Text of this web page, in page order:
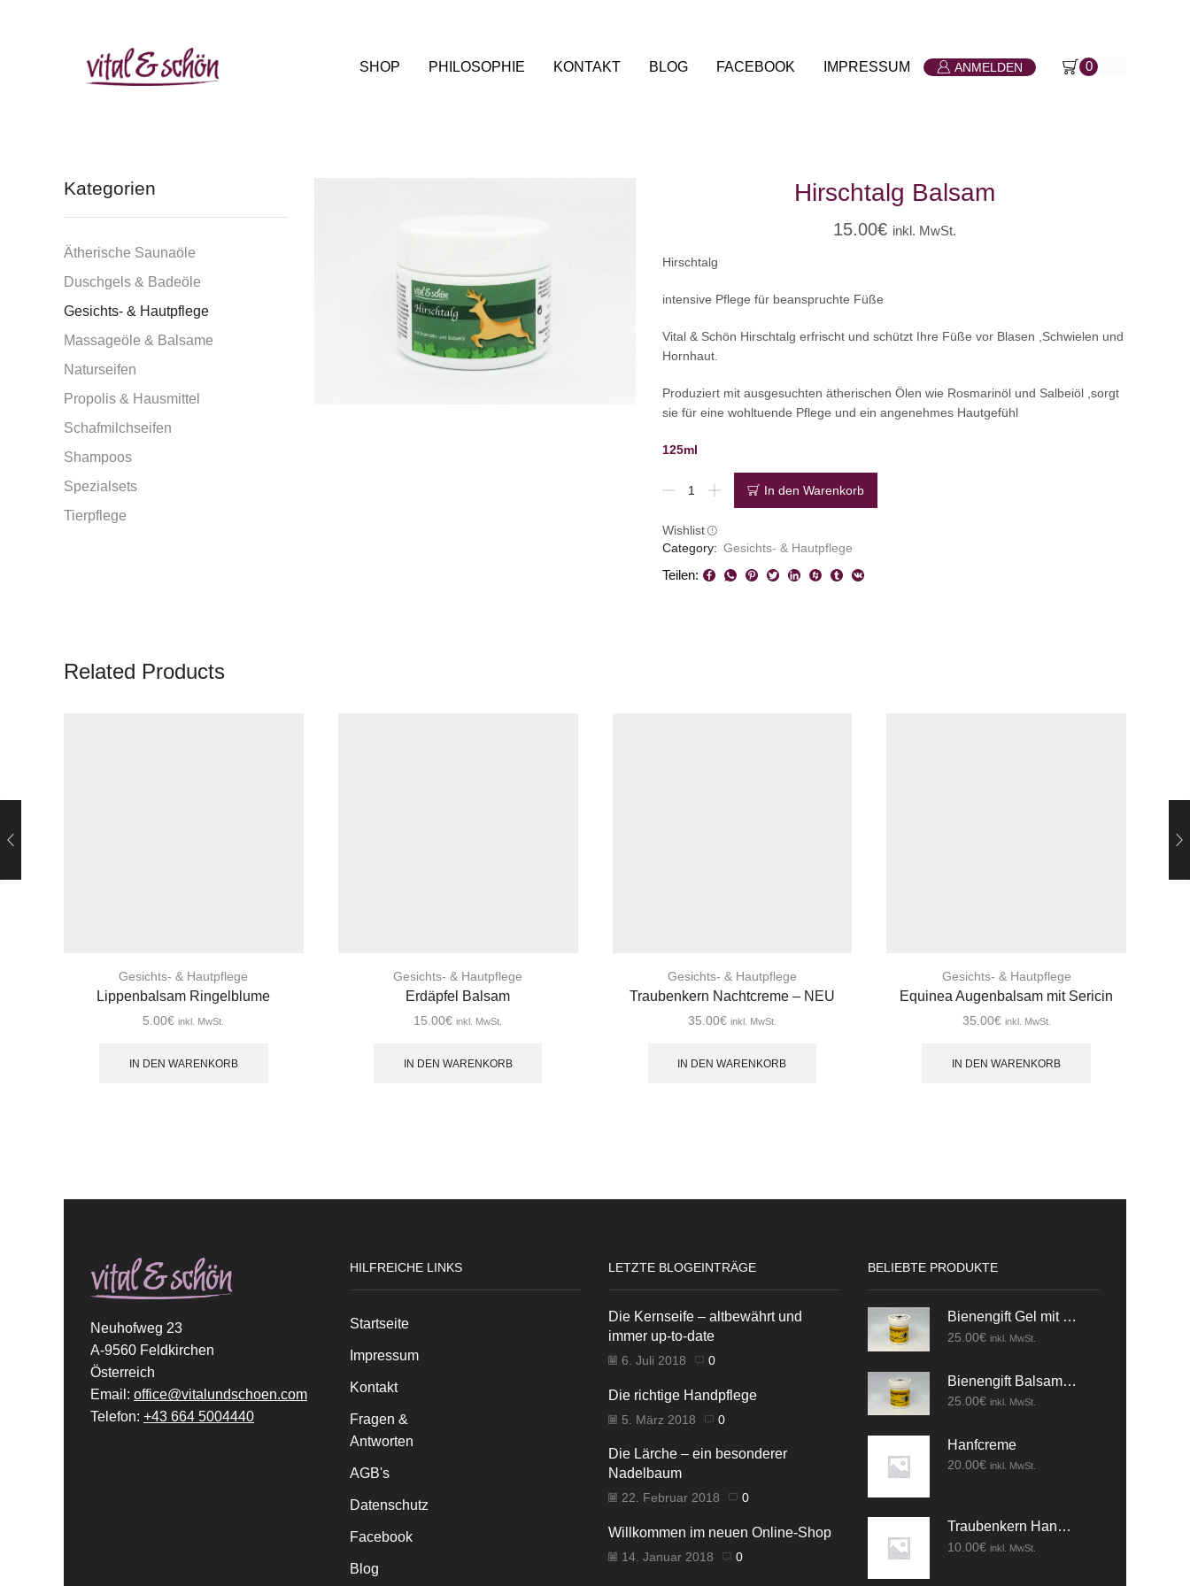
SHOP PHILOSOPHIE KONTAKT BLOG FACEBOOK IMPRESSUM ANMELDEN 0
Kategorien
Ätherische Saunaöle
Duschgels & Badeöle
Gesichts- & Hautpflege
Massageöle & Balsame
Naturseifen
Propolis & Hausmittel
Schafmilchseifen
Shampoos
Spezialsets
Tierpflege
Hirschtalg Balsam
15.00€ inkl. MwSt.
Hirschtalg
intensive Pflege für beanspruchte Füße
Vital & Schön Hirschtalg erfrischt und schützt Ihre Füße vor Blasen ,Schwielen und
Hornhaut.
Produziert mit ausgesuchten ätherischen Ölen wie Rosmarinöl und Salbeiöl ,sorgt
sie für eine wohltuende Pflege und ein angenehmes Hautgefühl
125ml
Hirschtalg
Balsam
In den Warenkorb
Wishlist
Category: Gesichts- & Hautpflege
Teilen:
Related Products
Gesichts- & Hautpflege
Lippenbalsam Ringelblume
5.00€ inkl. MwSt.
IN DEN WARENKORB
Gesichts- & Hautpflege
Erdäpfel Balsam
15.00€ inkl. MwSt.
IN DEN WARENKORB
Gesichts- & Hautpflege
Traubenkern Nachtcreme – NEU
35.00€ inkl. MwSt.
IN DEN WARENKORB
Gesichts- & Hautpflege
Equinea Augenbalsam mit Sericin
35.00€ inkl. MwSt.
IN DEN WARENKORB
Neuhofweg 23
A-9560 Feldkirchen
Österreich
Email: office@vitalundschoen.com
Telefon: +43 664 5004440
HILFREICHE LINKS
Startseite
Impressum
Kontakt
Fragen &
Antworten
AGB's
Datenschutz
Facebook
Blog
LETZTE BLOGEINTRÄGE
Die Kernseife – altbewährt und
immer up-to-date
6. Juli 2018 0
Die richtige Handpflege
5. März 2018 0
Die Lärche – ein besonderer
Nadelbaum
22. Februar 2018 0
Willkommen im neuen Online-Shop
14. Januar 2018 0
BELIEBTE PRODUKTE
Bienengift Gel mit Kräuter
25.00€ inkl. MwSt.
Bienengift Balsam mit Kräuter
25.00€ inkl. MwSt.
Hanfcreme
20.00€ inkl. MwSt.
Traubenkern Handcreme
10.00€ inkl. MwSt.